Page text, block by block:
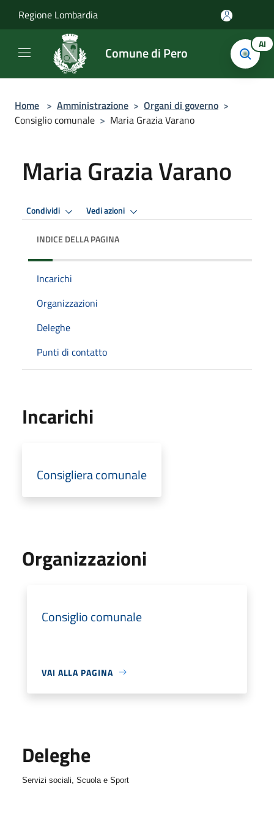
Regione Lombardia
Comune di Pero AI
Home > Amministrazione > Organi di governo >
Consiglio comunale > Maria Grazia Varano
Maria Grazia Varano
Condividi Vedi azioni
INDICE DELLA PAGINA
Incarichi
Organizzazioni
Deleghe
Punti di contatto
Incarichi
Consigliera comunale
Organizzazioni
Consiglio comunale
VAI ALLA PAGINA
Deleghe
Servizi sociali, Scuola e Sport